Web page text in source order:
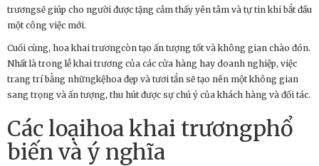
trươngsẽ giúp cho người được tặng cảm thấy yên tâm và tự tin khi bắt đầu
một công việc mới.
Cuối cùng, hoa khai trươngcòn tạo ấn tượng tốt và không gian chào đón.
Nhất là trong lễ khai trương của các cửa hàng hay doanh nghiệp, việc
trang trí bằng nhữngkệhoa đẹp và tươi tắn sẽ tạo nên một không gian
sang trọng và ấn tượng, thu hút được sự chú ý của khách hàng và đối tác.
Các loạihoa khai trươngphổ
biến và ý nghĩa